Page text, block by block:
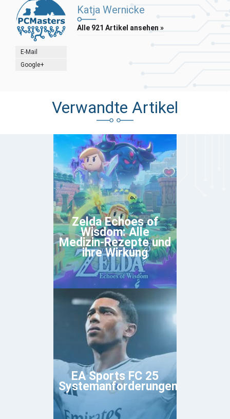
E-Mail
Google+
Katja Wernicke
Alle 921 Artikel ansehen »
Verwandte Artikel
Zelda Echoes of
Wisdom: Alle
Medizin-Rezepte und
ihre Wirkung
EA Sports FC 25
Systemanforderungen